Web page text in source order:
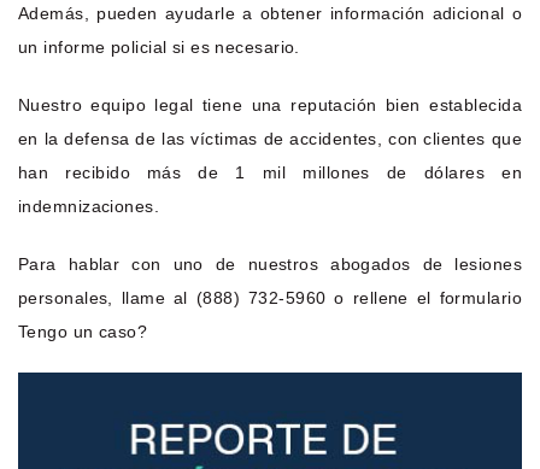
Además, pueden ayudarle a obtener información adicional o
un informe policial si es necesario.
Nuestro equipo legal tiene una reputación bien establecida
en la defensa de las víctimas de accidentes, con clientes que
han recibido más de 1 mil millones de dólares en
indemnizaciones.
Para hablar con uno de nuestros abogados de lesiones
personales, llame al (888) 732-5960 o rellene el formulario
Tengo un caso?